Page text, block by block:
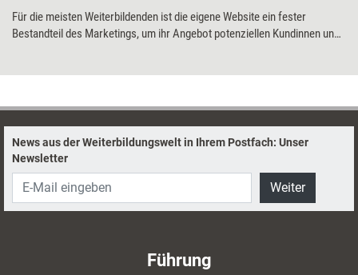
Für die meisten Weiterbildenden ist die eigene Website ein fester
Bestandteil des Marketings, um ihr Angebot potenziellen Kundinnen und
ihrer Website ableiten können, um sich von anderen abzuheben.
News aus der Weiterbildungswelt in Ihrem Postfach: Unser
Newsletter
Weiter
Führung